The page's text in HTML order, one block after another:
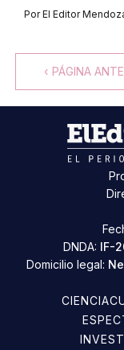
PorEl Editor
‹ PÁGINA
DNDA: IF-
Domicilio legal:
CIENCIA